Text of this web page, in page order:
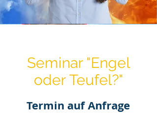
Seminar "Engel
oder Teufel?"
Termin auf Anfrage